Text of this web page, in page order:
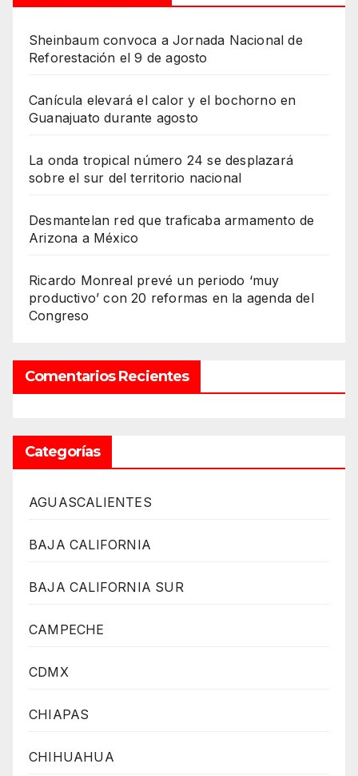
Sheinbaum convoca a Jornada Nacional de
Reforestación el 9 de agosto
Canícula elevará el calor y el bochorno en
Guanajuato durante agosto
La onda tropical número 24 se desplazará
sobre el sur del territorio nacional
Desmantelan red que traficaba armamento de
Arizona a México
Ricardo Monreal prevé un periodo ‘muy
productivo’ con 20 reformas en la agenda del
Congreso
Comentarios Recientes
Categorías
AGUASCALIENTES
BAJA CALIFORNIA
BAJA CALIFORNIA SUR
CAMPECHE
CDMX
CHIAPAS
CHIHUAHUA